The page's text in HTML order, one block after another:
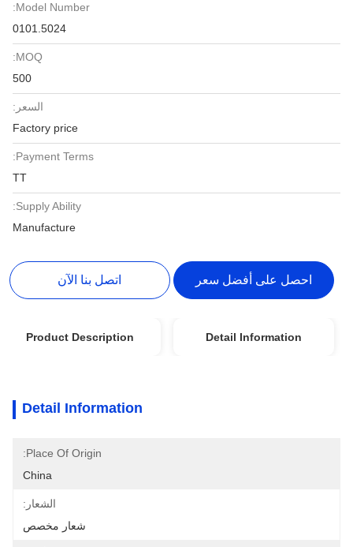
Model Number:
0101.5024
MOQ:
500
السعر:
Factory price
Payment Terms:
TT
Supply Ability:
Manufacture
احصل على أفضل سعر اتصل بنا الآن
Detail Information
Product Description
Detail Information
Place Of Origin:
China
الشعار:
شعار مخصص